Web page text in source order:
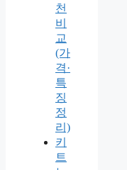
천
비
교
(가
격·
특
징
정
리)
키
트